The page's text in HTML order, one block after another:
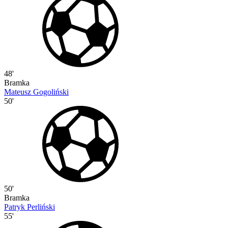
48'
Bramka
Mateusz Gogoliński
50'
50'
Bramka
Patryk Perliński
55'